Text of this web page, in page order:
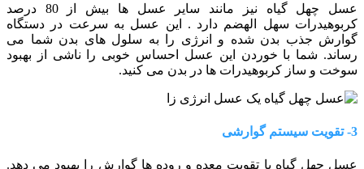
عسل چهل گیاه نیز مانند سایر عسل ها بیش از 80 درصد
کربوهیدرات سهل الهضم دارد . این عسل به سرعت در دستگاه
گوارش جذب بدن شده و انرژی را به سلول های بدن شما می
رساند. شما با خوردن این عسل احساس خوبی را ناشی از بهبود
سوخت و ساز کربوهیدرات ها در بدن می کنید.
3- تقویت سیستم گوارشی
عسل چهل گیاه با تقویت معده و روده ها گوارش را بهبود می دهد.